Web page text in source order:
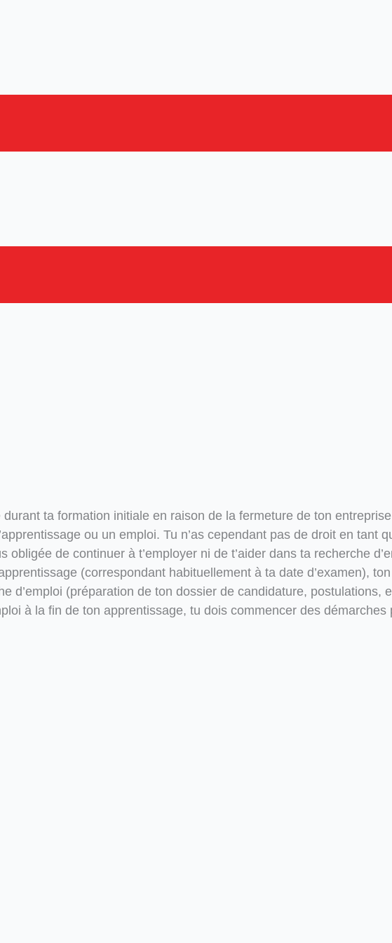
ta formation initiale en raison de la fermeture de ton
ou un emploi. Tu n’as cependant pas de droit en tant
obligée de continuer à t’employer ni de t’aider dans ta recherche
(correspondant habituellement à ta date d’examen),
d’emploi (préparation de ton dossier de candidature, postulations,
à la fin de ton apprentissage, tu dois commencer des